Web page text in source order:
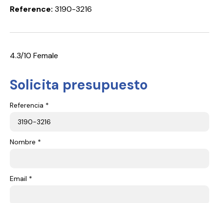
Reference: 3190-3216
4.3/10 Female
Solicita presupuesto
Referencia *
Nombre *
Email *